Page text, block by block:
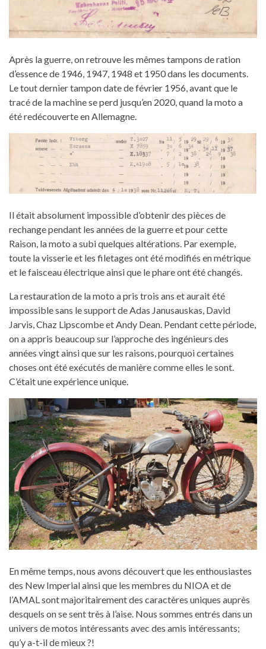
Après la guerre, on retrouve les mêmes tampons de ration
d’essence de 1946, 1947, 1948 et 1950 dans les documents.
Le tout dernier tampon date de février 1956, avant que le
tracé de la machine se perd jusqu’en 2020, quand la moto a
été redécouverte en Allemagne.
Il était absolument impossible d’obtenir des pièces de
rechange pendant les années de la guerre et pour cette
Raison, la moto a subi quelques altérations. Par exemple,
toute la visserie et les filetages ont été modifiés en métrique
et le faisceau électrique ainsi que le phare ont été changés.
La restauration de la moto a pris trois ans et aurait été
impossible sans le support de Adas Janusauskas, David
Jarvis, Chaz Lipscombe et Andy Dean. Pendant cette période,
on a appris beaucoup sur l’approche des ingénieurs des
années vingt ainsi que sur les raisons, pourquoi certaines
choses ont été exécutés de manière comme elles le sont.
C’était une expérience unique.
En même temps, nous avons découvert que les enthousiastes
des New Imperial ainsi que les membres du NIOA et de
l’AMAL sont majoritairement des caractères uniques auprès
desquels on se sent très à l’aise. Nous sommes entrés dans un
univers de motos intéressants avec des amis intéressants;
qu’y a-t-il de mieux ?!